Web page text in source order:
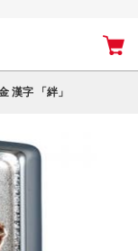
漢字 「絆」